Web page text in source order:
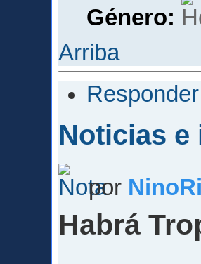
Género:
Arriba
Noticias
por
Habrá